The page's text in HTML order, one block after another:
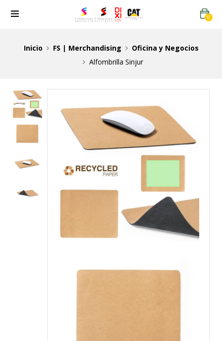
0
Inicio FS | Merchandising
Oficina y Negocios
Alfombrilla Sinjur